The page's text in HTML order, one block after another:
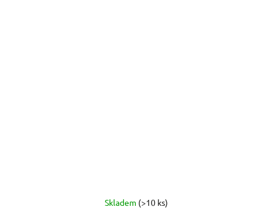
Skladem (>10 ks)